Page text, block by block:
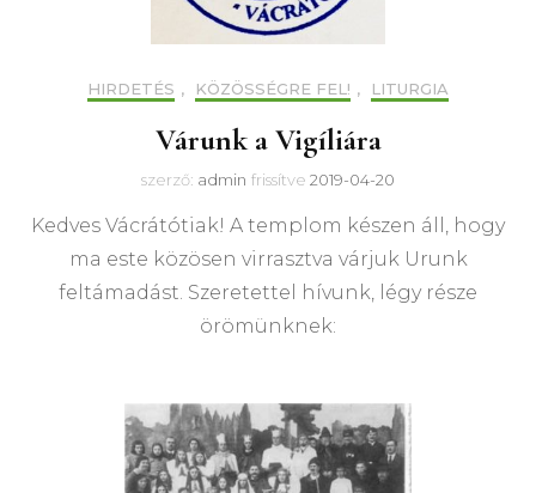
HIRDETÉS , KÖZÖSSÉGRE FEL! , LITURGIA
Várunk a Vigíliára
szerző: admin frissítve 2019-04-20
Kedves Vácrátótiak! A templom készen áll, hogy
ma este közösen virrasztva várjuk Urunk
feltámadást. Szeretettel hívunk, légy része
örömünknek: